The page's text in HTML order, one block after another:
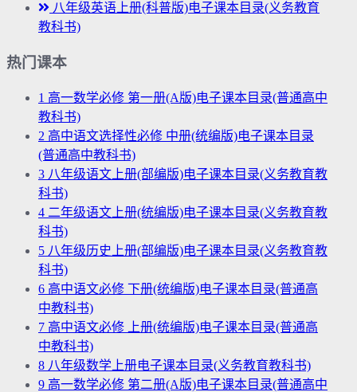
八年级英语上册(科普版)电子课本目录(义务教育
教科书)
热门课本
1 高一数学必修 第一册(A版)电子课本目录(普通高中
教科书)
2 高中语文选择性必修 中册(统编版)电子课本目录
(普通高中教科书)
3 八年级语文上册(部编版)电子课本目录(义务教育教
科书)
4 二年级语文上册(统编版)电子课本目录(义务教育教
科书)
5 八年级历史上册(部编版)电子课本目录(义务教育教
科书)
6 高中语文必修 下册(统编版)电子课本目录(普通高
中教科书)
7 高中语文必修 上册(统编版)电子课本目录(普通高
中教科书)
8 八年级数学上册电子课本目录(义务教育教科书)
9 高一数学必修 第二册(A版)电子课本目录(普通高中